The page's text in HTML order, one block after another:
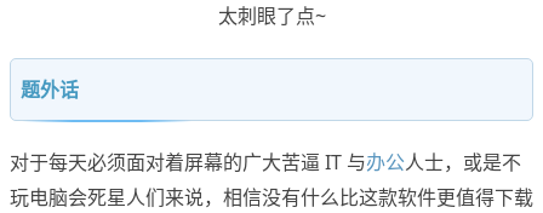
太刺眼了点~
题外话
对于每天必须面对着屏幕的广大苦逼 IT 与办公人士，或是不
玩电脑会死星人们来说，相信没有什么比这款软件更值得下载